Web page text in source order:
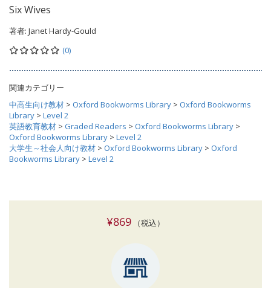
Six Wives
著者: Janet Hardy-Gould
(0)
関連カテゴリー
中高生向け教材 > Oxford Bookworms Library > Oxford Bookworms
Library > Level 2
英語教育教材 > Graded Readers > Oxford Bookworms Library >
Oxford Bookworms Library > Level 2
大学生～社会人向け教材 > Oxford Bookworms Library > Oxford
Bookworms Library > Level 2
¥869 （税込）